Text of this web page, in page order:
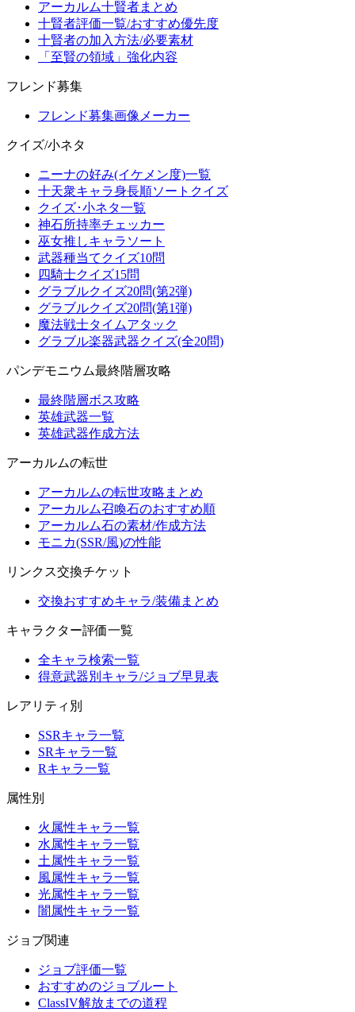
アーカルム十賢者まとめ
十賢者評価一覧/おすすめ優先度
十賢者の加入方法/必要素材
「至賢の領域」強化内容
フレンド募集
フレンド募集画像メーカー
クイズ/小ネタ
ニーナの好み(イケメン度)一覧
十天衆キャラ身長順ソートクイズ
クイズ･小ネタ一覧
神石所持率チェッカー
巫女推しキャラソート
武器種当てクイズ10問
四騎士クイズ15問
グラブルクイズ20問(第2弾)
グラブルクイズ20問(第1弾)
魔法戦士タイムアタック
グラブル楽器武器クイズ(全20問)
パンデモニウム最終階層攻略
最終階層ボス攻略
英雄武器一覧
英雄武器作成方法
アーカルムの転世
アーカルムの転世攻略まとめ
アーカルム召喚石のおすすめ順
アーカルム石の素材/作成方法
モニカ(SSR/風)の性能
リンクス交換チケット
交換おすすめキャラ/装備まとめ
キャラクター評価一覧
全キャラ検索一覧
得意武器別キャラ/ジョブ早見表
レアリティ別
SSRキャラ一覧
SRキャラ一覧
Rキャラ一覧
属性別
火属性キャラ一覧
水属性キャラ一覧
土属性キャラ一覧
風属性キャラ一覧
光属性キャラ一覧
闇属性キャラ一覧
ジョブ関連
ジョブ評価一覧
おすすめのジョブルート
ClassIV解放までの道程